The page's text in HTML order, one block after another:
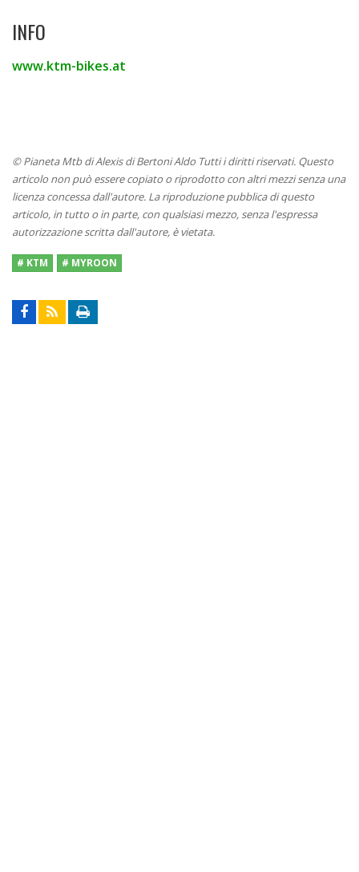
INFO
www.ktm-bikes.at
© Pianeta Mtb di Alexis di Bertoni Aldo Tutti i diritti riservati. Questo
articolo non può essere copiato o riprodotto con altri mezzi senza una
licenza concessa dall'autore. La riproduzione pubblica di questo
articolo, in tutto o in parte, con qualsiasi mezzo, senza l'espressa
autorizzazione scritta dall'autore, è vietata.
# KTM # MYROON